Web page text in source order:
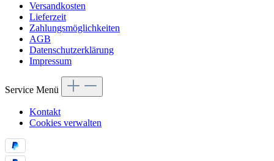
Versandkosten
Lieferzeit
Zahlungsmöglichkeiten
AGB
Datenschutzerklärung
Impressum
Service Menü
Kontakt
Cookies verwalten